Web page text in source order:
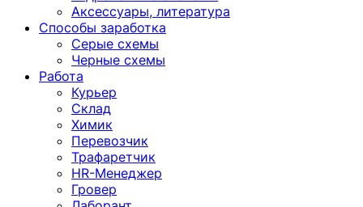
Аксессуары, литература
Способы заработка
Серые схемы
Черные схемы
Работа
Курьер
Склад
Химик
Перевозчик
Трафаретчик
HR-Менеджер
Гровер